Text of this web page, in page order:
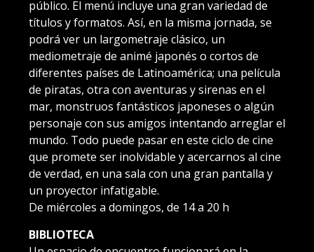
público. El menú incluye una gran variedad de
títulos y formatos. Así, en la misma jornada, se
podrá ver un largometraje clásico, un
mediometraje de animé japonés o cortos de
diferentes países de Latinoamérica; una película
de piratas, otra con aventuras y sirenas en el
mar, monstruos fantásticos japoneses o algún
personaje con sus amigos intentando arreglar el
mundo. Todo puede pasar en este ciclo de cine
que promete ser inolvidable y acercarnos al cine
de verdad, en una sala con una gran pantalla y
un proyector infatigable.
De miércoles a domingos, de 14 a 20 h
BIBLIOTECA